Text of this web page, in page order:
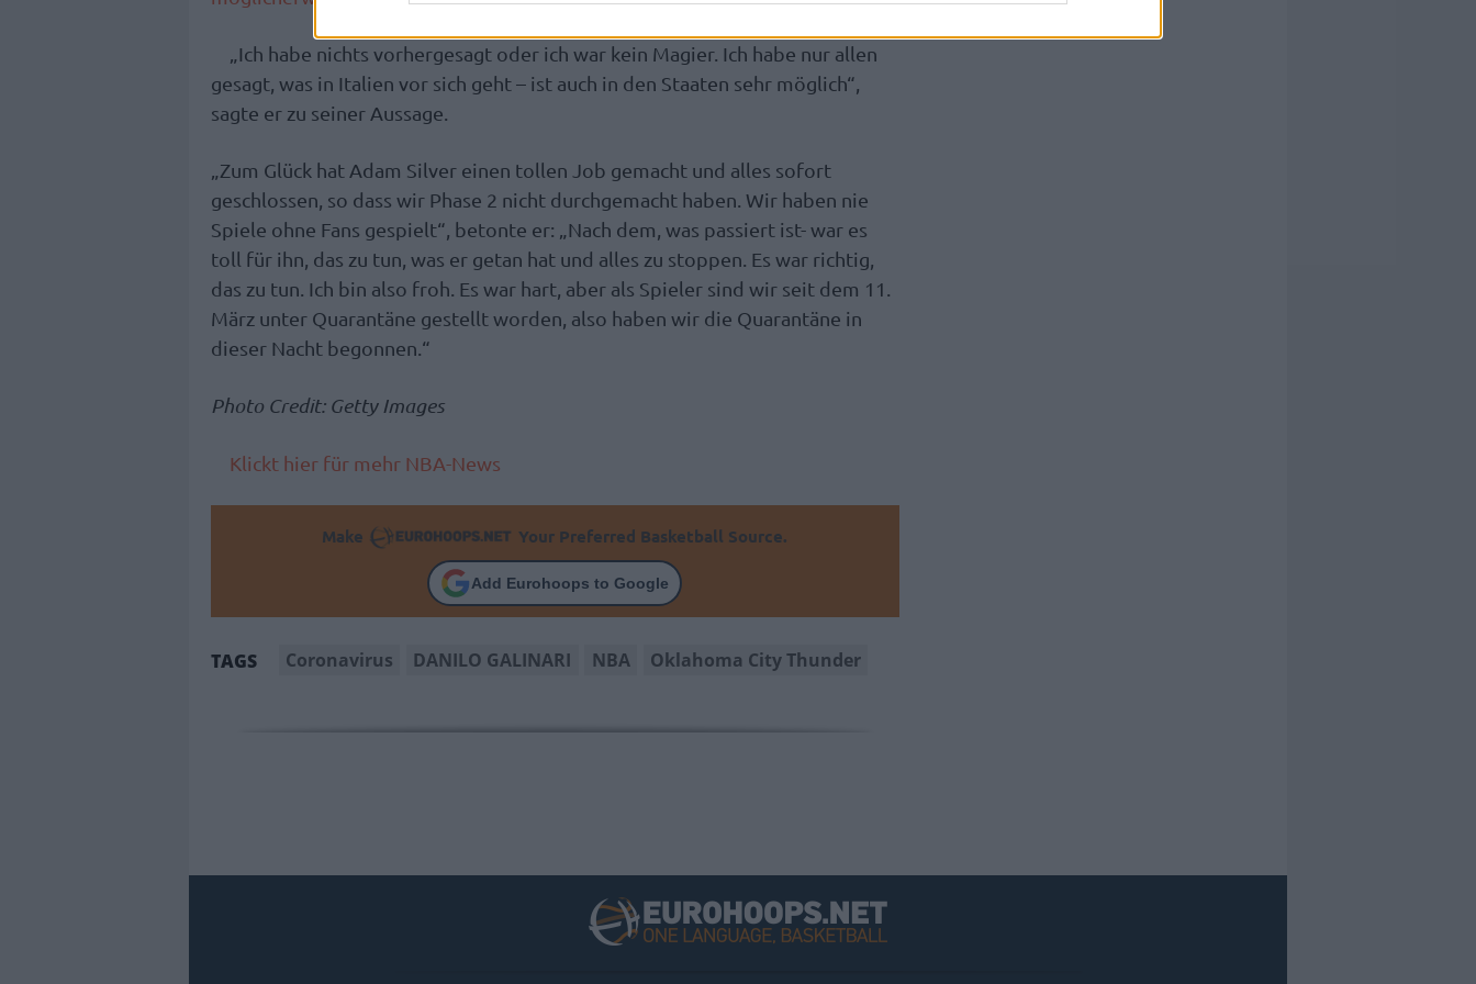
„Ich habe nichts vorhergesagt oder ich war kein Magier. Ich habe nur allen
gesagt, was in Italien vor sich geht – ist auch in den Staaten sehr möglich“,
sagte er zu seiner Aussage.
„Zum Glück hat Adam Silver einen tollen Job gemacht und alles sofort
geschlossen, so dass wir Phase 2 nicht durchgemacht haben. Wir haben nie
Spiele ohne Fans gespielt“, betonte er: „Nach dem, was passiert ist- war es
toll für ihn, das zu tun, was er getan hat und alles zu stoppen. Es war richtig,
das zu tun. Ich bin also froh. Es war hart, aber als Spieler sind wir seit dem 11.
März unter Quarantäne gestellt worden, also haben wir die Quarantäne in
dieser Nacht begonnen.“
Photo Credit: Getty Images
Klickt hier für mehr NBA-News
Make Your Preferred Basketball Source.
Add Eurohoops to Google
TAGS Coronavirus DANILO GALINARI NBA Oklahoma City Thunder